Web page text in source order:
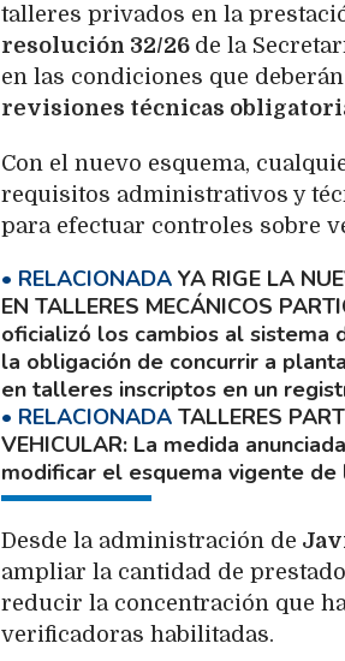
talleres privados en la
resolución 32/26 de la
en las condiciones que
revisiones técnicas
Con el nuevo esquema,
requisitos administrativos y
para efectuar controles sobre
YA RIGE LA
EN TALLERES MECÁNICOS
oficializó los cambios al sistema
la obligación de concurrir a
en talleres inscriptos en un
TALLERES
VEHICULAR La medida
modificar el esquema vigente
Desde la administración de
ampliar la cantidad de
reducir la concentración que
verificadoras habilitadas.